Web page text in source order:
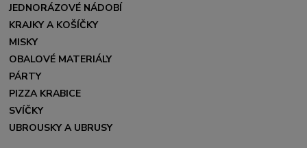
JEDNORÁZOVÉ NÁDOBÍ
KRAJKY A KOŠÍČKY
MISKY
OBALOVÉ MATERIÁLY
PÁRTY
PIZZA KRABICE
SVÍČKY
UBROUSKY A UBRUSY